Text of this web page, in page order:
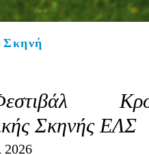
Σκηνή
Σκηνής ΕΛΣ
2026